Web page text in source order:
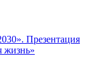
Презентация
жизнь»